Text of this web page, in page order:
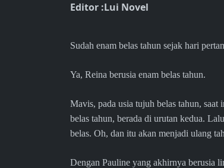
Editor :Lui Novel
Sudah enam belas tahun sejak hari
Ya, Reina berusia enam belas tahun.
Mavis, pada usia tujuh belas tahun, saat
belas tahun, berada di urutan kedua.
belas. Oh, dan itu akan menjadi ulang
Dengan Pauline yang akhirnya berusia